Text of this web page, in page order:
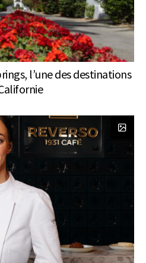
l’une des destinations